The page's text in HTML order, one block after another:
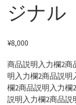
ジナル
¥8,000
商品説明入力欄2商
明入力欄2商品説明
欄2商品説明入力欄
説明入力欄2商品説